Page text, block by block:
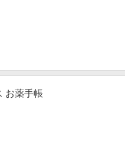
お薬手帳